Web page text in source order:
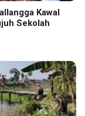
Kawal
Sekolah